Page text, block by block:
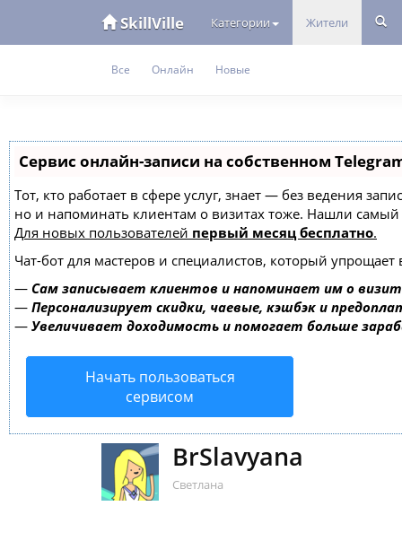
SkillVille Категории Жители
Все Онлайн Новые
Сервис онлайн-записи на собственном
Тот, кто работает в сфере услуг, знает — без ведения
но и напоминать клиентам о визитах тоже. Нашли
Для новых пользователей первый месяц бесплатно.
Чат-бот для мастеров и специалистов, который упрощает
— Сам записывает клиентов и напоминает им о
— Персонализирует скидки, чаевые, кэшбэк и
— Увеличивает доходимость и помогает больше
Начать пользоваться
сервисом
BrSlavyana
Светлана